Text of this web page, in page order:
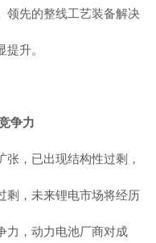
领先的整线工艺装备解决
升。
争力
，已出现结构性过剩，
剩，未来锂电市场将经历
力，动力电池厂商对成